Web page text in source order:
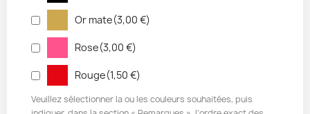
Or mate(3,00 €)
Rose(3,00 €)
Rouge(1,50 €)
Veuillez sélectionner la ou les couleurs souhaitées, puis